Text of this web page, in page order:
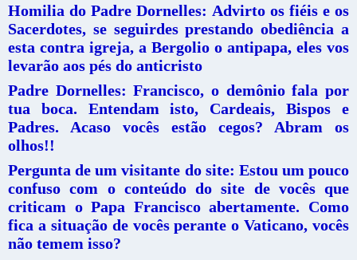
Homilia do Padre Dornelles: Advirto os fiéis e os
Sacerdotes, se seguirdes prestando obediência a
esta contra igreja, a Bergolio o antipapa, eles vos
levarão aos pés do anticristo
Padre Dornelles: Francisco, o demônio fala por
tua boca. Entendam isto, Cardeais, Bispos e
Padres. Acaso vocês estão cegos? Abram os
olhos!!
Pergunta de um visitante do site: Estou um pouco
confuso com o conteúdo do site de vocês que
criticam o Papa Francisco abertamente. Como
fica a situação de vocês perante o Vaticano, vocês
não temem isso?